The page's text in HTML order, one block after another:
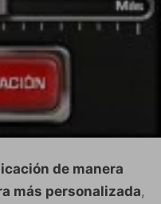
de manera
más personalizada,